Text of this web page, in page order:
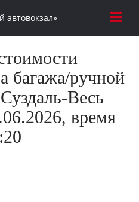
автовокзал»
багажа/ручной
Весь
время